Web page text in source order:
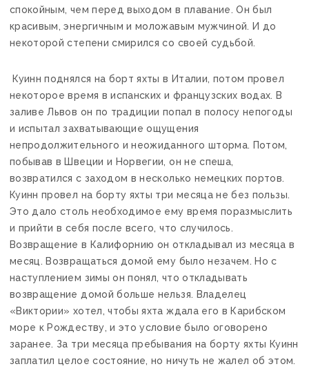
спокойным, чем перед выходом в плавание. Он был
красивым, энергичным и моложавым мужчиной. И до
некоторой степени смирился со своей судьбой.
Куинн поднялся на борт яхты в Италии, потом провел
некоторое время в испанских и французских водах. В
заливе Львов он по традиции попал в полосу непогоды
и испытал захватывающие ощущения
непродолжительного и неожиданного шторма. Потом,
побывав в Швеции и Норвегии, он не спеша,
возвратился с заходом в несколько немецких портов.
Куинн провел на борту яхты три месяца не без пользы.
Это дало столь необходимое ему время поразмыслить
и прийти в себя после всего, что случилось.
Возвращение в Калифорнию он откладывал из месяца в
месяц. Возвращаться домой ему было незачем. Но с
наступлением зимы он понял, что откладывать
возвращение домой больше нельзя. Владелец
«Виктории» хотел, чтобы яхта ждала его в Карибском
море к Рождеству, и это условие было оговорено
заранее. За три месяца пребывания на борту яхты Куинн
заплатил целое состояние, но ничуть не жалел об этом.